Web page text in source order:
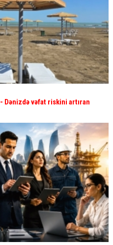
- Dənizdə vəfat riskini artıran